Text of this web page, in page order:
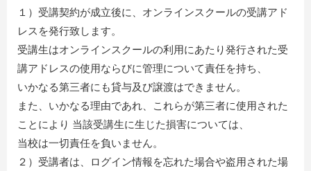
１）受講契約が成立後に、オンラインスクールの受講アド
レスを発行致します。
受講生はオンラインスクールの利用にあたり発行された受
講アドレスの使用ならびに管理について責任を持ち、
いかなる第三者にも貸与及び譲渡はできません。
また、いかなる理由であれ、これらが第三者に使用された
ことにより 当該受講生に生じた損害については、
当校は一切責任を負いません。
２）受講者は、ログイン情報を忘れた場合や盗用された場